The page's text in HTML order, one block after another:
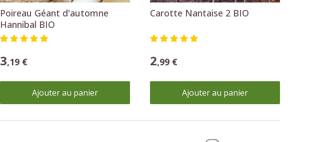
Poireau Géant d'automne
Hannibal BIO
3,19 €
Ajouter au panier
Carotte Nantaise 2 BIO
2,99 €
Ajouter au panier